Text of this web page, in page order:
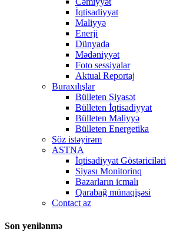
İqtisadiyyat
Maliyyə
Enerji
Dünyada
Mədəniyyət
Foto sessiyalar
Aktual Reportaj
Buraxılışlar
Bülleten Siyasət
Bülleten İqtisadiyyat
Bülleten Maliyyə
Bülleten Energetika
Söz istəyirəm
ASTNA
İqtisadiyyat Göstəriciləri
Siyası Monitorinq
Bazarların icmalı
Qarabağ münaqişəsi
Contact az
Son yenilənmə